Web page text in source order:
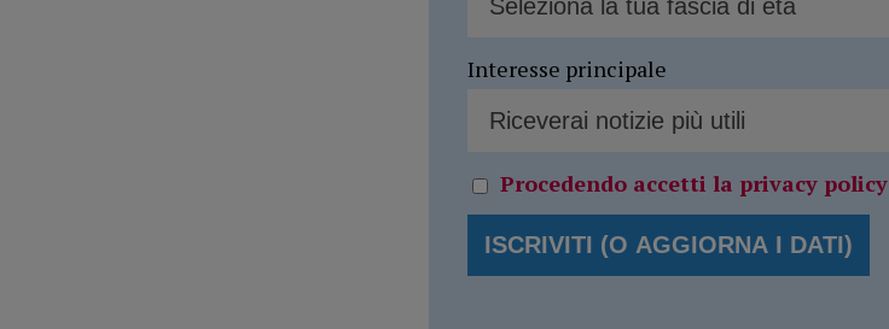
Interesse principale
Procedendo accetti la privacy policy